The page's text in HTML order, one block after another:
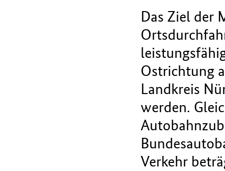
Das Ziel der
Ostrichtung
Landkreis
werden.
Verkehr